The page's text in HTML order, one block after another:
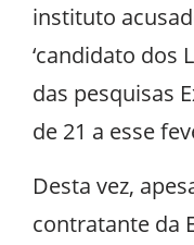
instituto
‘candidato dos
das pesquisas
de 21 a esse
Desta vez,
contratante da